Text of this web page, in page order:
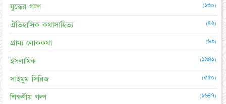
যুদ্ধের গল্প (১৩০)
ঐতিহাসিক কথাসাহিত্য (৪২)
গ্রাম্য লোককথা (৬৩)
ইসলামিক (১৯৪১)
সাইমুম সিরিজ (৫৫০)
শিক্ষণীয় গল্প (১৬৪৭)